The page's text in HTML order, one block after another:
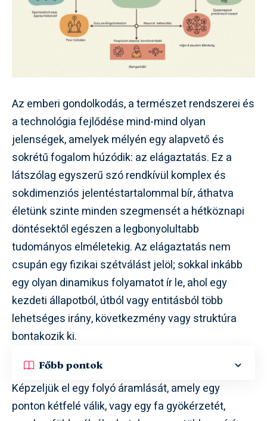
Az emberi gondolkodás, a természet rendszerei és
a technológia fejlődése mind-mind olyan
jelenségek, amelyek mélyén egy alapvető és
sokrétű fogalom húzódik: az elágaztatás. Ez a
látszólag egyszerű szó rendkívül komplex és
sokdimenziós jelentéstartalommal bír, áthatva
életünk szinte minden szegmensét a hétköznapi
döntésektől egészen a legbonyolultabb
tudományos elméletekig. Az elágaztatás nem
csupán egy fizikai szétválást jelöl; sokkal inkább
egy olyan dinamikus folyamatot ír le, ahol egy
kezdeti állapotból, útból vagy entitásból több
lehetséges irány, következmény vagy struktúra
bontakozik ki.
Főbb pontok
Képzeljük el egy folyó áramlását, amely egy
ponton kétfelé válik, vagy egy fa gyökérzetét,